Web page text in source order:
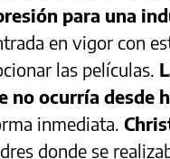
para una
en vigor con
las películas.
no ocurría desde
inmediata.
donde se